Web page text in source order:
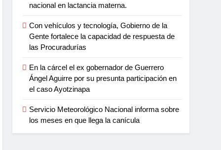
nacional en lactancia materna.
Con vehículos y tecnología, Gobierno de la
Gente fortalece la capacidad de respuesta de
las Procuradurías
En la cárcel el ex gobernador de Guerrero
Ángel Aguirre por su presunta participación en
el caso Ayotzinapa
Servicio Meteorológico Nacional informa sobre
los meses en que llega la canícula